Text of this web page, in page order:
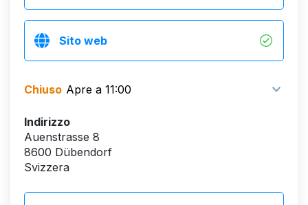
Sito web
Chiuso Apre a 11:00
Indirizzo
Auenstrasse 8
8600 Dübendorf
Svizzera